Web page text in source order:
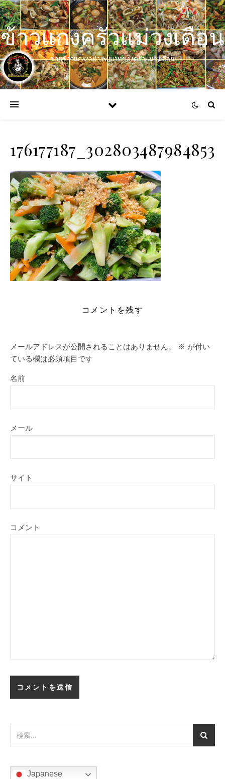
ข้าวแกงครัวแม่วงเดือน
ขายข้าวแกง2อย่าง50บาทของครัวแม่วงเดือน
コメントを残す
メールアドレスが公開されることはありません。 ※ が付い
ている欄は必須項目です
名前
メール
サイト
コメント
Japanese